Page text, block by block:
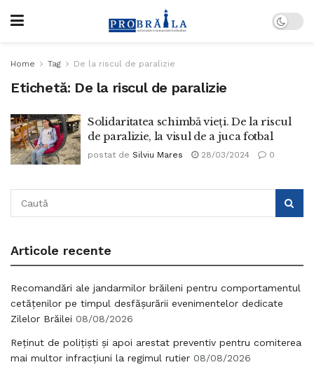
Home Tag De la riscul de paralizie
Etichetă: De la riscul de paralizie
Solidaritatea schimbă vieți. De la riscul
de paralizie, la visul de a juca fotbal
postat de Silviu Mares 28/03/2024 0
Articole recente
Recomandări ale jandarmilor brăileni pentru comportamentul
cetățenilor pe timpul desfășurării evenimentelor dedicate
Zilelor Brăilei 08/08/2026
Reținut de polițiști și apoi arestat preventiv pentru comiterea
mai multor infracțiuni la regimul rutier 08/08/2026